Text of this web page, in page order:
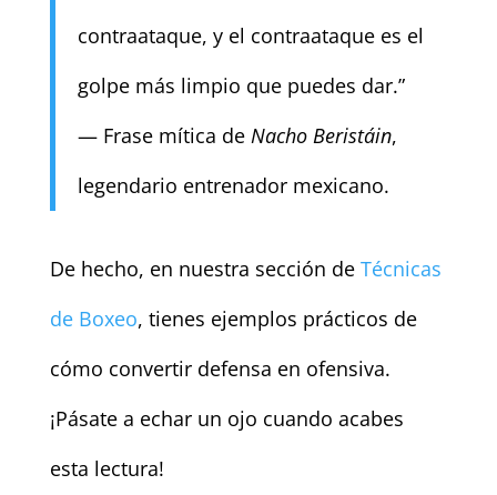
contraataque, y el contraataque es el
golpe más limpio que puedes dar.”
— Frase mítica de Nacho Beristáin,
legendario entrenador mexicano.
De hecho, en nuestra sección de Técnicas
de Boxeo, tienes ejemplos prácticos de
cómo convertir defensa en ofensiva.
¡Pásate a echar un ojo cuando acabes
esta lectura!